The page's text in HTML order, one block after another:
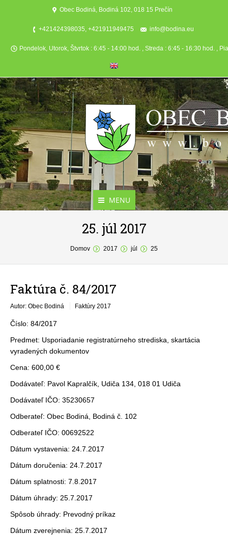
Obec Bodiná, Bodiná 102, 018 15 Prečín
+421424398035, +421911949475 info@bodina.eu
Pondelok, Utorok, Štvrtok : 6:45 - 14:00 hod. , Streda : 6:45 - 16:30 hod. ,
MENU
O obci
Povinné zverejňovanie
Kontakt
25. júl 2017
Domov 2017 júl 25
Faktúra č. 84/2017
Autor: Obec Bodiná Faktúry 2017
Číslo: 84/2017
Predmet: Usporiadanie registratúrneho strediska, skartácia
vyradených dokumentov
Cena: 600,00 €
Dodávateľ: Pavol Kapralčík, Udiča 134, 018 01 Udiča
Dodávateľ IČO: 35230657
Odberateľ: Obec Bodiná, Bodiná č. 102
Odberateľ IČO: 00692522
Dátum vystavenia: 24.7.2017
Dátum doručenia: 24.7.2017
Dátum splatnosti: 7.8.2017
Dátum úhrady: 25.7.2017
Spôsob úhrady: Prevodný príkaz
Dátum zverejnenia: 25.7.2017